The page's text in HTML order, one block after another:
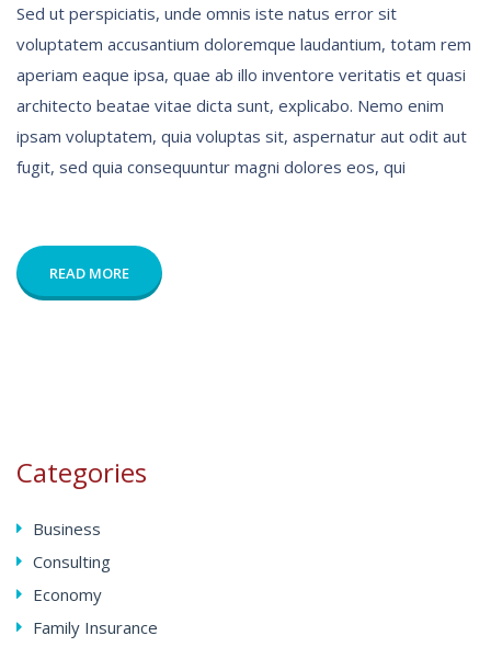
Sed ut perspiciatis, unde omnis iste natus error sit
voluptatem accusantium doloremque laudantium, totam rem
aperiam eaque ipsa, quae ab illo inventore veritatis et quasi
architecto beatae vitae dicta sunt, explicabo. Nemo enim
ipsam voluptatem, quia voluptas sit, aspernatur aut odit aut
fugit, sed quia consequuntur magni dolores eos, qui
READ MORE
Categories
Business
Consulting
Economy
Family Insurance